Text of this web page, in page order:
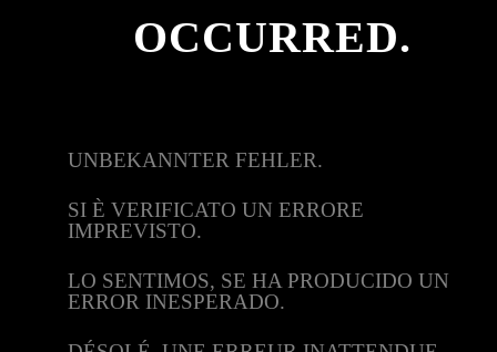
OCCURRED.
UNBEKANNTER FEHLER.
SI È VERIFICATO UN ERRORE
IMPREVISTO.
LO SENTIMOS, SE HA PRODUCIDO UN
ERROR INESPERADO.